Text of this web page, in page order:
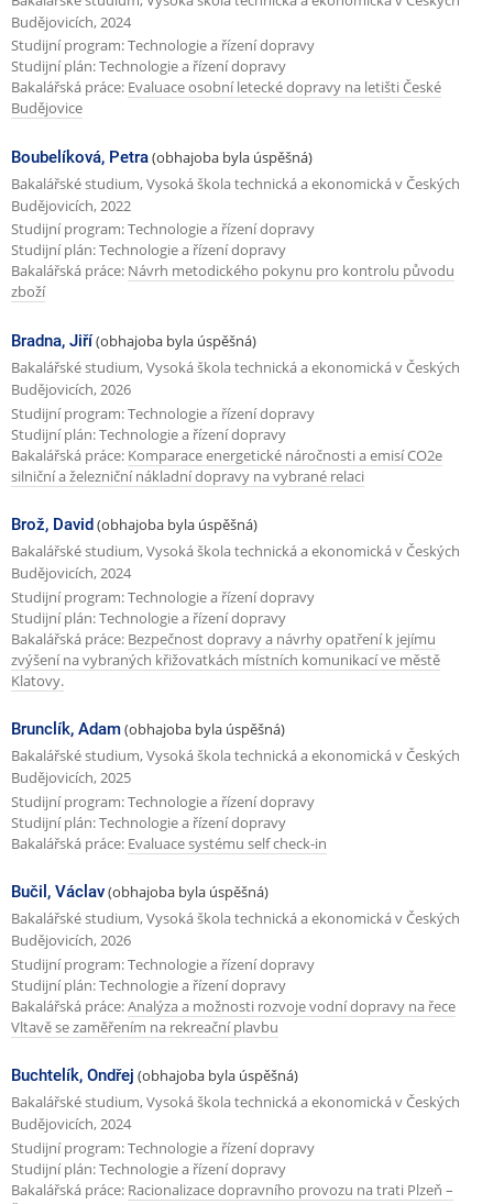
Budějovicích, 2024
Studijní program: Technologie a řízení dopravy
Studijní plán: Technologie a řízení dopravy
Bakalářská práce: Evaluace osobní letecké dopravy na letišti České
Budějovice
Boubelíková, Petra(obhajoba byla úspěšná)
Bakalářské studium, Vysoká škola technická a ekonomická v Českých
Budějovicích, 2022
Studijní program: Technologie a řízení dopravy
Studijní plán: Technologie a řízení dopravy
Bakalářská práce: Návrh metodického pokynu pro kontrolu původu
zboží
Bradna, Jiří(obhajoba byla úspěšná)
Bakalářské studium, Vysoká škola technická a ekonomická v Českých
Budějovicích, 2026
Studijní program: Technologie a řízení dopravy
Studijní plán: Technologie a řízení dopravy
Bakalářská práce: Komparace energetické náročnosti a emisí CO2e
silniční a železniční nákladní dopravy na vybrané relaci
Brož, David(obhajoba byla úspěšná)
Bakalářské studium, Vysoká škola technická a ekonomická v Českých
Budějovicích, 2024
Studijní program: Technologie a řízení dopravy
Studijní plán: Technologie a řízení dopravy
Bakalářská práce: Bezpečnost dopravy a návrhy opatření k jejímu
zvýšení na vybraných křižovatkách místních komunikací ve městě
Klatovy.
Brunclík, Adam(obhajoba byla úspěšná)
Bakalářské studium, Vysoká škola technická a ekonomická v Českých
Budějovicích, 2025
Studijní program: Technologie a řízení dopravy
Studijní plán: Technologie a řízení dopravy
Bakalářská práce: Evaluace systému self check-in
Bučil, Václav(obhajoba byla úspěšná)
Bakalářské studium, Vysoká škola technická a ekonomická v Českých
Budějovicích, 2026
Studijní program: Technologie a řízení dopravy
Studijní plán: Technologie a řízení dopravy
Bakalářská práce:Analýza a možnosti rozvoje vodní dopravy na řece
Vltavě se zaměřením na rekreační plavbu
Buchtelík, Ondřej (obhajoba byla úspěšná)
Bakalářské studium, Vysoká škola technická a ekonomická v Českých
Budějovicích, 2024
Studijní program: Technologie a řízení dopravy
Studijní plán: Technologie a řízení dopravy
Bakalářská práce: Racionalizace dopravního provozu na trati Plzeň –